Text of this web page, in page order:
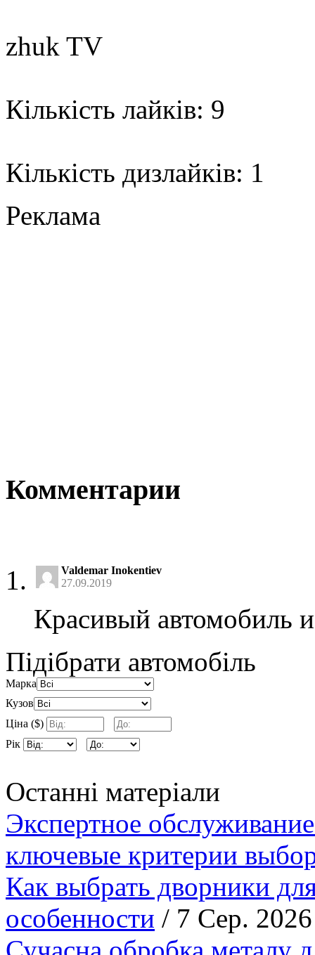
zhuk TV
Кількість лайків: 9
Кількість дизлайків: 1
Реклама
Комментарии
Valdemar Inokentiev
27.09.2019
Красивый автомобиль
Підібрати автомобіль
Марка
Кузов
Ціна ($)
Рік
Останні матеріали
Экспертное
ключевые критерии
Как выбрать дворники
особенности / 7 Сер. 2026